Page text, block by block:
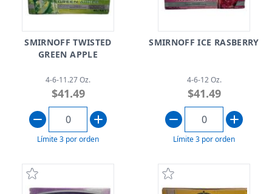
SMIRNOFF TWISTED
GREEN APPLE
4-6-11.27 Oz.
$41.49
Límite 3 por orden
SMIRNOFF ICE RASBERRY
4-6-12 Oz.
$41.49
Límite 3 por orden